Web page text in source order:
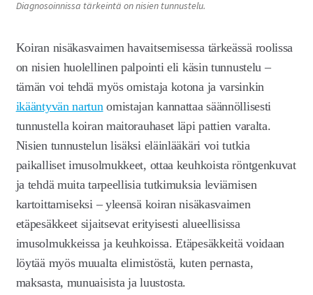
Diagnosoinnissa tärkeintä on nisien tunnustelu.
Koiran nisäkasvaimen havaitsemisessa tärkeässä roolissa
on nisien huolellinen palpointi eli käsin tunnustelu –
tämän voi tehdä myös omistaja kotona ja varsinkin
ikääntyvän nartun omistajan kannattaa säännöllisesti
tunnustella koiran maitorauhaset läpi pattien varalta.
Nisien tunnustelun lisäksi eläinlääkäri voi tutkia
paikalliset imusolmukkeet, ottaa keuhkoista röntgenkuvat
ja tehdä muita tarpeellisia tutkimuksia leviämisen
kartoittamiseksi – yleensä koiran nisäkasvaimen
etäpesäkkeet sijaitsevat erityisesti alueellisissa
imusolmukkeissa ja keuhkoissa. Etäpesäkkeitä voidaan
löytää myös muualta elimistöstä, kuten pernasta,
maksasta, munuaisista ja luustosta.